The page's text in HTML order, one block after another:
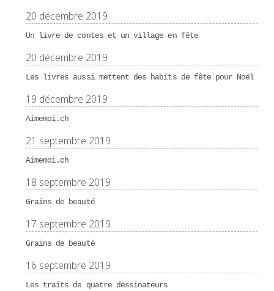
20 décembre 2019
Un livre de contes et un village en fête
20 décembre 2019
Les livres aussi mettent des habits de fête pour Noël
19 décembre 2019
Aimemoi.ch
21 septembre 2019
Aimemoi.ch
18 septembre 2019
Grains de beauté
17 septembre 2019
Grains de beauté
16 septembre 2019
Les traits de quatre dessinateurs